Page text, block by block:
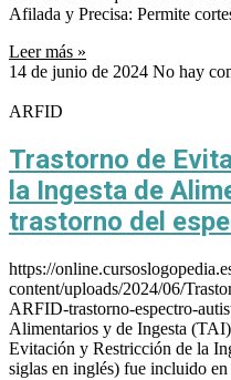
Afilada y Precisa: Permite
Leer más »
14 de junio de 2024 No hay
ARFID
Trastorno de
la Ingesta de
trastorno del
https://
content/uploads/2024/06/
ARFID-trastorno-espectro-
Alimentarios y de Ingesta
Evitación y Restricción de la
siglas en inglés) fue incluido en